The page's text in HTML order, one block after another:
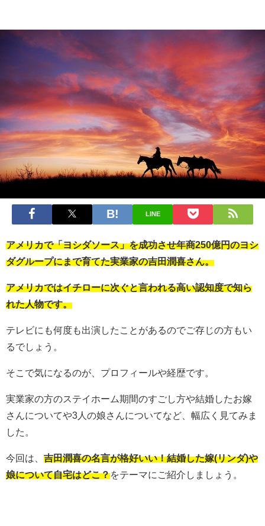
LINE
アメリカで「ヨシダソース」を成功させ年商250億円のヨシ
ダグループにまで育てた実業家の吉田潤喜さん。
アメリカではイチローに次ぐと言われる高い認知度で知ら
れた人物です。
テレビにも何度も出演したことがあるのでご存じの方もい
るでしょう。
そこで気になるのが、プロフィールや経歴です。
実業家の方のステイホーム期間のすごし方や結婚したお嫁
さんについてや3人の娘さんについてなど、幅広く見てみま
した。
今回は、 吉田潤喜の名言が格好いい！結婚した嫁(リンダ)や
娘について自宅はどこ？をテーマにご紹介しましょう。